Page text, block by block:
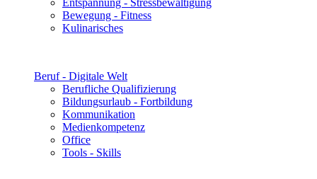
Entspannung - Stressbewältigung
Bewegung - Fitness
Kulinarisches
Beruf - Digitale Welt
Berufliche Qualifizierung
Bildungsurlaub - Fortbildung
Kommunikation
Medienkompetenz
Office
Tools - Skills